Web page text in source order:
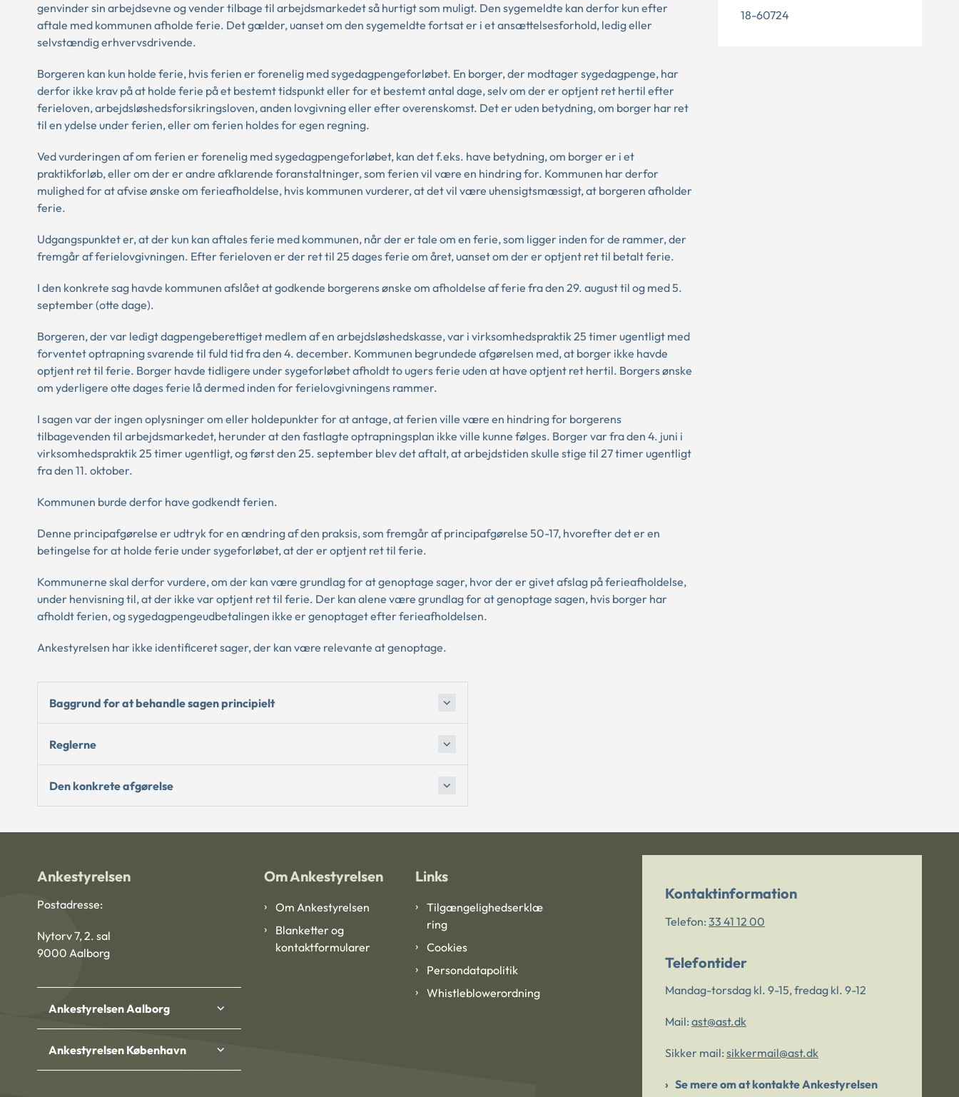
genvinder sin arbejdsevne og vender tilbage til arbejdsmarkedet så hurtigt som muligt. Den sygemeldte kan derfor kun efter
aftale med kommunen afholde ferie. Det gælder, uanset om den sygemeldte fortsat er i et ansættelsesforhold, ledig eller
selvstændig erhvervsdrivende.
Borgeren kan kun holde ferie, hvis ferien er forenelig med sygedagpengeforløbet. En borger, der modtager sygedagpenge, har
derfor ikke krav på at holde ferie på et bestemt tidspunkt eller for et bestemt antal dage, selv om der er optjent ret hertil efter
ferieloven, arbejdsløshedsforsikringsloven, anden lovgivning eller efter overenskomst. Det er uden betydning, om borger har ret
til en ydelse under ferien, eller om ferien holdes for egen regning.
Ved vurderingen af om ferien er forenelig med sygedagpengeforløbet, kan det f.eks. have betydning, om borger er i et
praktikforløb, eller om der er andre afklarende foranstaltninger, som ferien vil være en hindring for. Kommunen har derfor
mulighed for at afvise ønske om ferieafholdelse, hvis kommunen vurderer, at det vil være uhensigtsmæssigt, at borgeren afholder
ferie.
Udgangspunktet er, at der kun kan aftales ferie med kommunen, når der er tale om en ferie, som ligger inden for de rammer, der
fremgår af ferielovgivningen. Efter ferieloven er der ret til 25 dages ferie om året, uanset om der er optjent ret til betalt ferie.
I den konkrete sag havde kommunen afslået at godkende borgerens ønske om afholdelse af ferie fra den 29. august til og med 5.
september (otte dage).
Borgeren, der var ledigt dagpengeberettiget medlem af en arbejdsløshedskasse, var i virksomhedspraktik 25 timer ugentligt med
forventet optrapning svarende til fuld tid fra den 4. december. Kommunen begrundede afgørelsen med, at borger ikke havde
optjent ret til ferie. Borger havde tidligere under sygeforløbet afholdt to ugers ferie uden at have optjent ret hertil. Borgers ønske
om yderligere otte dages ferie lå dermed inden for ferielovgivningens rammer.
I sagen var der ingen oplysninger om eller holdepunkter for at antage, at ferien ville være en hindring for borgerens
tilbagevenden til arbejdsmarkedet, herunder at den fastlagte optrapningsplan ikke ville kunne følges. Borger var fra den 4. juni i
virksomhedspraktik 25 timer ugentligt, og først den 25. september blev det aftalt, at arbejdstiden skulle stige til 27 timer ugentligt
fra den 11. oktober.
Kommunen burde derfor have godkendt ferien.
Denne principafgørelse er udtryk for en ændring af den praksis, som fremgår af principafgørelse 50-17, hvorefter det er en
betingelse for at holde ferie under sygeforløbet, at der er optjent ret til ferie.
Kommunerne skal derfor vurdere, om der kan være grundlag for at genoptage sager, hvor der er givet afslag på ferieafholdelse,
under henvisning til, at der ikke var optjent ret til ferie. Der kan alene være grundlag for at genoptage sagen, hvis borger har
afholdt ferien, og sygedagpengeudbetalingen ikke er genoptaget efter ferieafholdelsen.
Ankestyrelsen har ikke identificeret sager, der kan være relevante at genoptage.
Baggrund for at behandle sagen principielt
Reglerne
Den konkrete afgørelse
18-60724
Ankestyrelsen
Postadresse:
Nytorv 7, 2. sal
9000 Aalborg
Ankestyrelsen Aalborg
Ankestyrelsen København
Om Ankestyrelsen
Om Ankestyrelsen
Blanketter og
kontaktformularer
Links
Tilgængelighedserklæ
ring
Cookies
Persondatapolitik
Whistleblowerordning
Kontaktinformation
Telefon: 33 41 12 00
Telefontider
Mandag-torsdag kl. 9-15, fredag kl. 9-12
Mail: ast@ast.dk
Sikker mail: sikkermail@ast.dk
Se mere om at kontakte Ankestyrelsen